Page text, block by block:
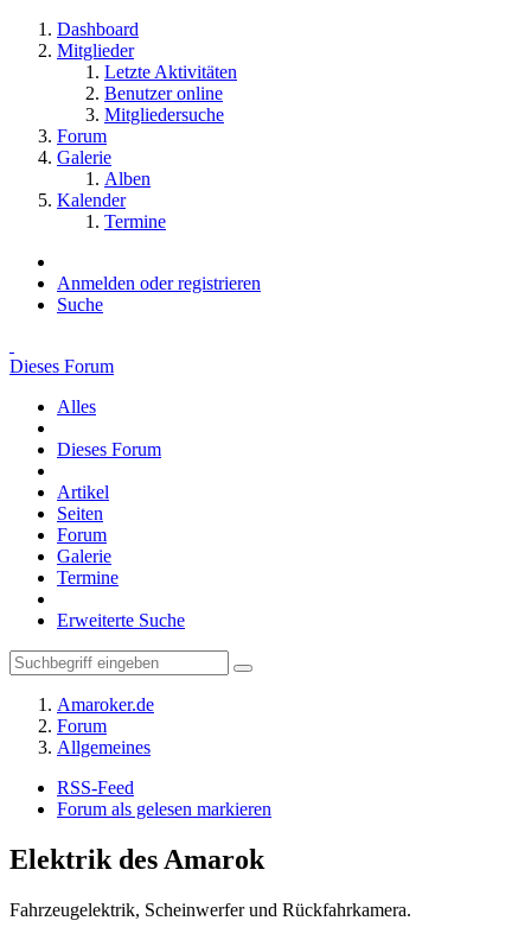
Dashboard
Mitglieder
Letzte Aktivitäten
Benutzer online
Mitgliedersuche
Forum
Galerie
Alben
Kalender
Termine
Anmelden oder registrieren
Suche
Dieses Forum
Alles
Dieses Forum
Artikel
Seiten
Forum
Galerie
Termine
Erweiterte Suche
Amaroker.de
Forum
Allgemeines
RSS-Feed
Forum als gelesen markieren
Elektrik des Amarok
Fahrzeugelektrik, Scheinwerfer und Rückfahrkamera.